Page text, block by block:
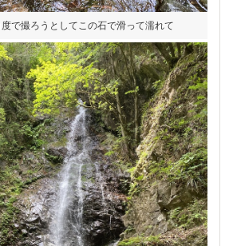
で撮ろうとしてこの石で滑って濡れて